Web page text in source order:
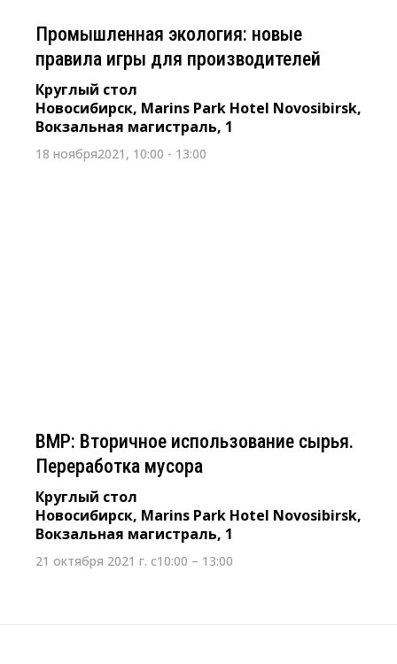
Промышленная экология: новые
правила игры для производителей
Круглый стол
Новосибирск, Marins Park Hotel Novosibirsk,
Вокзальная магистраль, 1
18 ноября2021, 10:00 - 13:00
ВМР: Вторичное использование сырья.
Переработка мусора
Круглый стол
Новосибирск, Marins Park Hotel Novosibirsk,
Вокзальная магистраль, 1
21 октября 2021 г. с10:00 – 13:00